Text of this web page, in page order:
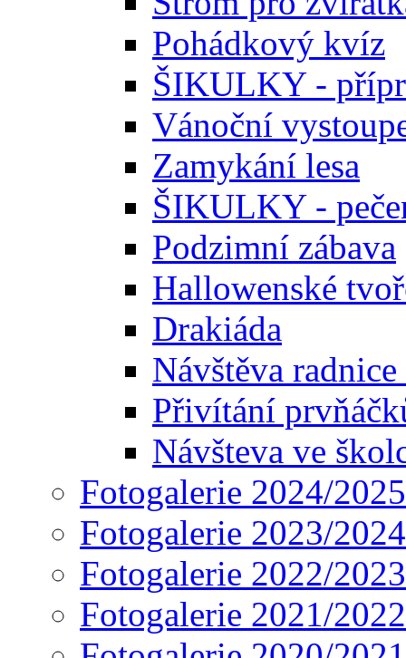
Pohádkový kvíz
ŠIKULKY -
Vánoční
Zamykání lesa
ŠIKULKY -
Podzimní zábava
Hallowenské
Drakiáda
Návštěva radnice
Přivítání
Návšteva ve
Fotogalerie 2024/2025
Fotogalerie 2023/2024
Fotogalerie 2022/2023
Fotogalerie 2021/2022